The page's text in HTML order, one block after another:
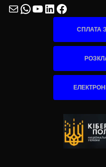
MailWhatsApp
YouTube
LinkedIn
Facebook
СПЛАТА